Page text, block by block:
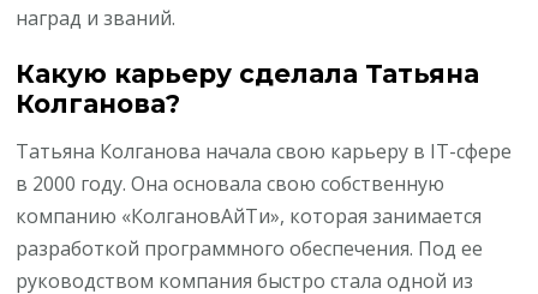
наград и званий.
Какую карьеру сделала Татьяна
Колганова?
Татьяна Колганова начала свою карьеру в IT-сфере
в 2000 году. Она основала свою собственную
компанию «КолгановАйТи», которая занимается
разработкой программного обеспечения. Под ее
руководством компания быстро стала одной из